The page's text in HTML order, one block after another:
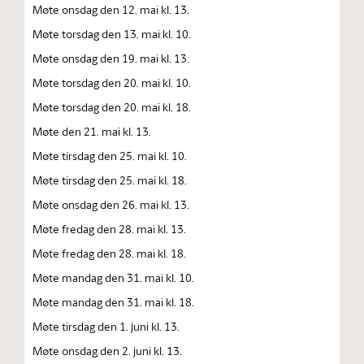
Møte onsdag den 12. mai kl. 13.
Møte torsdag den 13. mai kl. 10.
Møte onsdag den 19. mai kl. 13.
Møte torsdag den 20. mai kl. 10.
Møte torsdag den 20. mai kl. 18.
Møte den 21. mai kl. 13.
Møte tirsdag den 25. mai kl. 10.
Møte tirsdag den 25. mai kl. 18.
Møte onsdag den 26. mai kl. 13.
Møte fredag den 28. mai kl. 13.
Møte fredag den 28. mai kl. 18.
Møte mandag den 31. mai kl. 10.
Møte mandag den 31. mai kl. 18.
Møte tirsdag den 1. juni kl. 13.
Møte onsdag den 2. juni kl. 13.